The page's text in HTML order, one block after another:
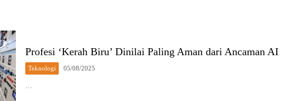
Profesi ‘Kerah Biru’ Dinilai Paling Aman dari Ancaman AI
Teknologi 05/08/2025
…